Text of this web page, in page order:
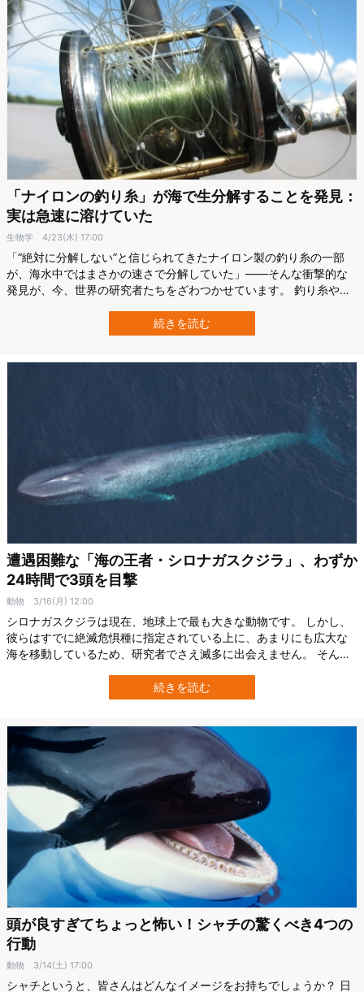
「ナイロンの釣り糸」が海で生分解することを発見：
実は急速に溶けていた
生物学 4/23(木) 17:00
「“絶対に分解しない”と信じられてきたナイロン製の釣り糸の一部
が、海水中ではまさかの速さで分解していた」——そんな衝撃的な
発見が、今、世界の研究者たちをざわつかせています。 釣り糸や漁
鳥が絡まって命を落とす原因になるだけでなく、細かく砕けてマイ
クロプラスチック汚染を広げる厄介な存在でした。 しかも、これら
続きを読む
遭遇困難な「海の王者・シロナガスクジラ」、わずか
24時間で3頭を目撃
動物 3/16(月) 12:00
シロナガスクジラは現在、地球上で最も大きな動物です。 しかし、
彼らはすでに絶滅危惧種に指定されている上に、あまりにも広大な
海を移動しているため、研究者でさえ滅多に出会えません。 そんな
て、わずか24時間のあいだに3頭のシロナガスクジラと遭遇したので
す。 これほど短時間での連続遭遇は、極めて珍しいと報告されてい
続きを読む
頭が良すぎてちょっと怖い！シャチの驚くべき4つの
行動
動物 3/14(土) 17:00
シャチというと、皆さんはどんなイメージをお持ちでしょうか？ 日